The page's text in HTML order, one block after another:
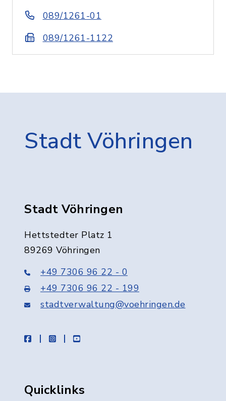
089/1261-01
089/1261-1122
Stadt Vöhringen
Stadt Vöhringen
Hettstedter Platz 1
89269 Vöhringen
+49 7306 96 22 - 0
+49 7306 96 22 - 199
stadtverwaltung@voehringen.de
facebookinstagramyoutube
Quicklinks